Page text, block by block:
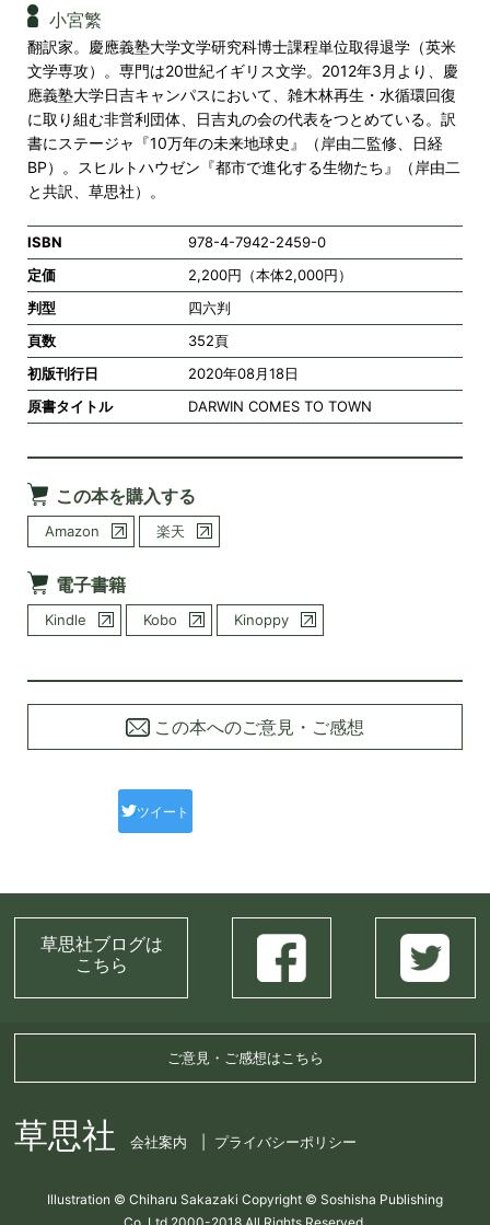
小宮繁
翻訳家。慶應義塾大学文学研究科博士課程単位取得退学（英米
文学専攻）。専門は20世紀イギリス文学。2012年3月より、慶
應義塾大学日吉キャンパスにおいて、雑木林再生・水循環回復
に取り組む非営利団体、日吉丸の会の代表をつとめている。訳
書にステージャ『10万年の未来地球史』（岸由二監修、日経
BP）。スヒルトハウゼン『都市で進化する生物たち』（岸由二
と共訳、草思社）。
ISBN
978-4-7942-2459-0
定価
2,200円（本体2,000円）
判型
四六判
頁数
352頁
初版刊行日
2020年08月18日
原書タイトル
DARWIN COMES TO TOWN
この本を購入する
Amazon 楽天
電子書籍
Kindle Kobo Kinoppy
この本へのご意見・ご感想
ツイート
草思社ブログは
こちら
ご意見・ご感想はこちら
草思社 会社案内 プライバシーポリシー
Illustration © Chiharu Sakazaki Copyright © Soshisha Publishing